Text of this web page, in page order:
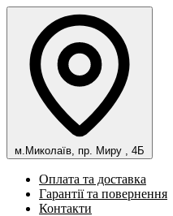
м.Миколаїв, пр. Миру , 4Б
Оплата та доставка
Гарантії та повернення
Контакти